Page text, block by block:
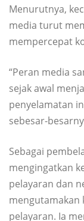
Menurutnya,
media turut
mempercepat
“Peran media
sejak awal
penyelamatan
sebesar-
Sebagai
mengingatkan
pelayaran dan
mengutamakan
pelayaran. Ia